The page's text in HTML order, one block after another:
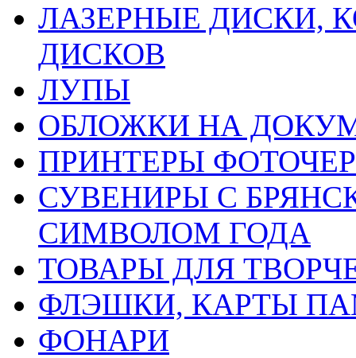
ЛАЗЕРНЫЕ ДИСКИ,
ДИСКОВ
ЛУПЫ
ОБЛОЖКИ НА
ПРИНТЕРЫ
СУВЕНИРЫ С
СИМВОЛОМ ГОДА
ТОВАРЫ ДЛЯ
ФЛЭШКИ, КАРТЫ
ФОНАРИ